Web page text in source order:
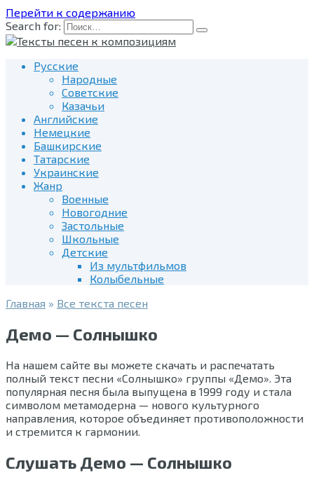
Перейти к содержанию
Search for:
Русские
Народные
Советские
Казачьи
Английские
Немецкие
Башкирские
Татарские
Украинские
Жанр
Военные
Новогодние
Застольные
Школьные
Детские
Из мультфильмов
Колыбельные
Главная » Все текста песен
Демо — Солнышко
На нашем сайте вы можете скачать и распечатать
полный текст песни «Солнышко» группы «Демо». Эта
популярная песня была выпущена в 1999 году и стала
символом метамодерна — нового культурного
направления, которое объединяет противоположности
и стремится к гармонии.
Слушать Демо — Солнышко